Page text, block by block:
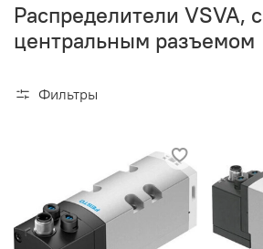
Распределители VSVA, с
центральным разъемом
Фильтры